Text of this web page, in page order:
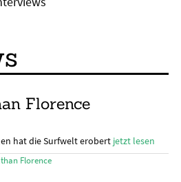
Florence
hat die Surfwelt erobert jetzt lesen
Florence